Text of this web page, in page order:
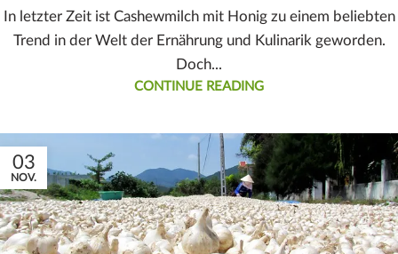
In letzter Zeit ist Cashewmilch mit Honig zu einem beliebten
Trend in der Welt der Ernährung und Kulinarik geworden.
Doch...
CONTINUE READING
03
NOV.